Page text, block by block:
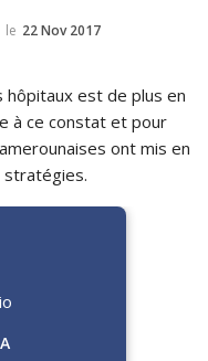
le 22 Nov 2017
hôpitaux est de plus en
à ce constat et pour
ont mis en
stratégies.